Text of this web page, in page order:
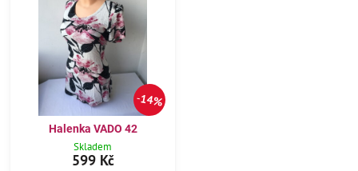
14%
Halenka VADO 42
Skladem
599 Kč